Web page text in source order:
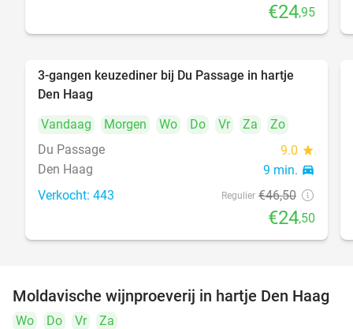
€24,95
47%
3-gangen keuzediner bij Du Passage in hartje
Den Haag
Vandaag
Morgen Wo Do Vr Za
Zo
Du Passage
9.0 star
Den Haag 9 min. directions_car
Verkocht: 443 Regulier €46,50
€24,50
39%
Moldavische wijnproeverij in hartje Den Haag
Wo Do Vr
Za